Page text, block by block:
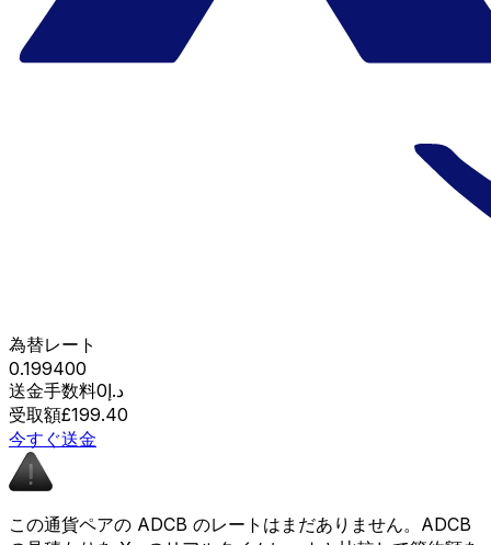
為替レート
0.199400
送金手数料 د.إ0
受取額£199.40
今すぐ送金
この通貨ペアの ADCB のレートはまだありません。ADCB